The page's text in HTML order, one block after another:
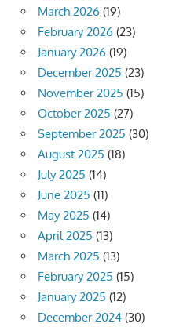
March 2026 (19)
February 2026 (23)
January 2026 (19)
December 2025 (23)
November 2025 (15)
October 2025 (27)
September 2025 (30)
August 2025 (18)
July 2025 (14)
June 2025 (11)
May 2025 (14)
April 2025 (13)
March 2025 (13)
February 2025 (15)
January 2025 (12)
December 2024 (30)